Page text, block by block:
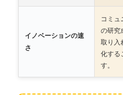
イノベーションの速
さ
コミ
の研究
取り入
化する
す。